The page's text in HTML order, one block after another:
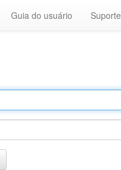
Guia do usuário Suporte